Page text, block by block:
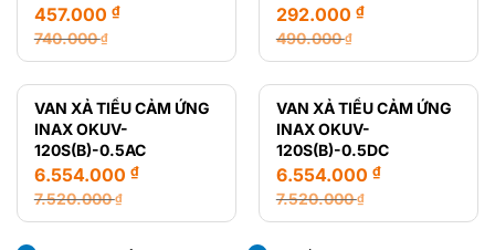
740.000₫
Giá
gốc
là:
740.000 ₫.
457.000 ₫
Giá
hiện
tại
là:
457.000 ₫.
490.000₫
Giá
gốc
là:
490.000 ₫.
292.000 ₫
Giá
hiện
tại
là:
292.000 ₫.
VAN XẢ TIỂU CẢM ỨNG
INAX OKUV-
120S(B)-0.5AC
7.520.000₫
Giá
gốc
6.554.000 ₫
Giá
hiện
VAN XẢ TIỂU CẢM ỨNG
INAX OKUV-
120S(B)-0.5DC
7.520.000₫
Giá
6.554.000 ₫
Giá